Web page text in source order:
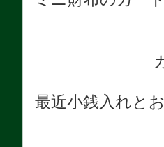
最近小銭入れと